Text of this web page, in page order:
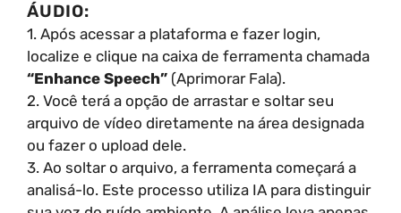
ÁUDIO:
1. Após acessar a plataforma e fazer login,
localize e clique na caixa de ferramenta chamada
“Enhance Speech” (Aprimorar Fala).
2. Você terá a opção de arrastar e soltar seu
arquivo de vídeo diretamente na área designada
ou fazer o upload dele.
3. Ao soltar o arquivo, a ferramenta começará a
analisá-lo. Este processo utiliza IA para distinguir